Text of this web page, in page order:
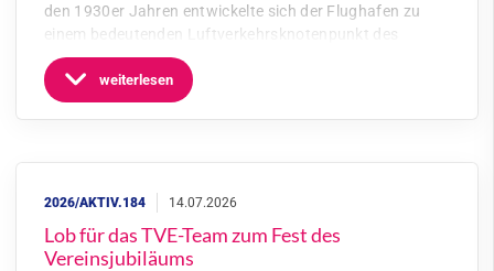
den 1930er Jahren entwickelte sich der Flughafen zu
einem bedeutenden Luftverkehrsknotenpunkt des
weiterlesen
Lob für das TVE-Team zum Fest des
Vereinsjubiläums